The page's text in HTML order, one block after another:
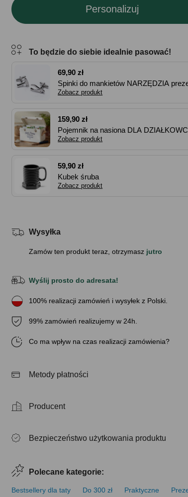
Personalizuj
To będzie do siebie idealnie pasować!
69,90 zł
Spinki do mankietów NARZĘDZIA
majsterkowicza
Zobacz produkt
159,90 zł
Pojemnik na nasiona DLA
Zobacz produkt
59,90 zł
Kubek śruba
Zobacz produkt
Wysyłka
Zamów ten produkt teraz, otrzymasz jutro
Wyślij prosto do adresata!
100% realizacji zamówień i wysyłek z Polski.
99% zamówień realizujemy w 24h.
Co ma wpływ na czas realizacji zamówienia
Metody płatności
Producent
Bezpieczeństwo użytkowania produktu
Polecane kategorie:
Bestsellery dla taty Do 300 zł Praktyczne